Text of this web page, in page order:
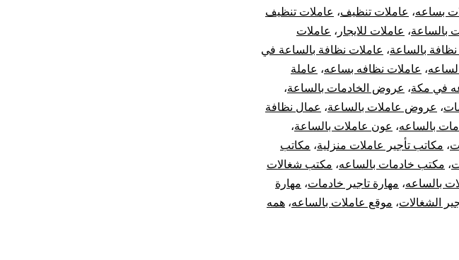
بساعه، عاملات تنظيف، عاملات تنظيف
بالساعة، عاملات للايجار ، عاملات
بالساعة، عاملات نظافة بالساعة في
، عاملات نظافه بساعه، عاملة
في مكة، عروض الخادمات بالساعة،
، عروض عاملات بالساعة، عمال نظافة
بالساعه، عون عاملات بالساعة،
، مكاتب تأجير عاملات منزلية، مكاتب
، مكتب خادمات بالساعه، مكتب شغالات
بالساعه، مهارة تاجير خادمات، مهارة
الشغالات، موقع عاملات بالساعه، همه